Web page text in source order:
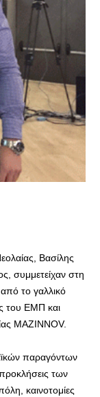
Βασίλης
συμμετείχαν στη
το γαλλικό
του ΕΜΠ και
MAZINNOV.
παραγόντων
των
καινοτομίες